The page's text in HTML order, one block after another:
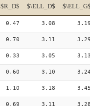
$R_D$ $\ELL_D$ $\ELL_G$
0.47 3.08 3.19
0.70 3.11 3.29
0.33 3.05 3.13
0.60 3.10 3.24
1.10 3.18 3.45
0.69 3.11 3.28